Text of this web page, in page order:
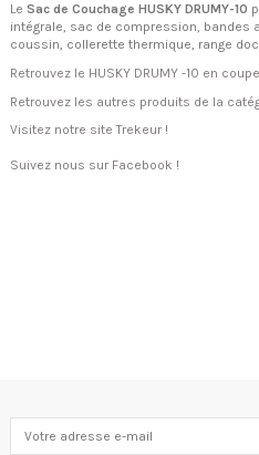
Le Sac de Couchage HUSKY DRUMY-10
intégrale, sac de compression, bandes
coussin, collerette thermique, range
Retrouvez le HUSKY DRUMY -10 en
Retrouvez les autres produits de la
Visitez notre site Trekeur !
Suivez nous sur Facebook !